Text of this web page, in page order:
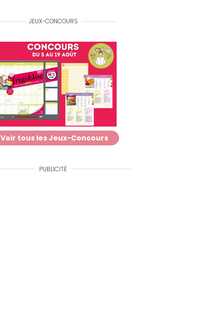
JEUX-CONCOURS
Voir tous les Jeux-Concours
PUBLICITÉ